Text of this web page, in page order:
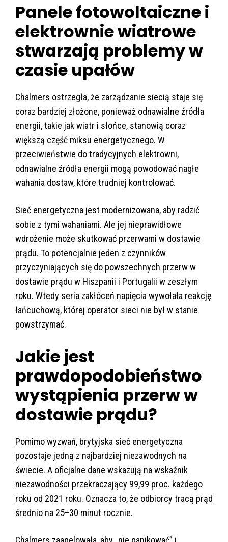
Panele fotowoltaiczne i
elektrownie wiatrowe
stwarzają problemy w
czasie upałów
Chalmers ostrzegła, że zarządzanie siecią staje się
coraz bardziej złożone, ponieważ odnawialne źródła
energii, takie jak wiatr i słońce, stanowią coraz
większą część miksu energetycznego. W
przeciwieństwie do tradycyjnych elektrowni,
odnawialne źródła energii mogą powodować nagłe
wahania dostaw, które trudniej kontrolować.
Sieć energetyczna jest modernizowana, aby radzić
sobie z tymi wahaniami. Ale jej nieprawidłowe
wdrożenie może skutkować przerwami w dostawie
prądu. To potencjalnie jeden z czynników
przyczyniających się do powszechnych przerw w
dostawie prądu w Hiszpanii i Portugalii w zeszłym
roku. Wtedy seria zakłóceń napięcia wywołała reakcję
łańcuchową, której operator sieci nie był w stanie
powstrzymać.
Jakie jest
prawdopodobieństwo
wystąpienia przerw w
dostawie prądu?
Pomimo wyzwań, brytyjska sieć energetyczna
pozostaje jedną z najbardziej niezawodnych na
świecie. A oficjalne dane wskazują na wskaźnik
niezawodności przekraczający 99,99 proc. każdego
roku od 2021 roku. Oznacza to, że odbiorcy tracą prąd
średnio na 25–30 minut rocznie.